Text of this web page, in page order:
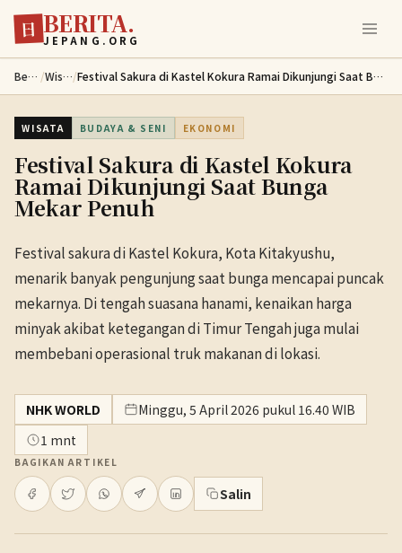
Lewati ke konten utama
日 BERITA.
JEPANG.ORG
Berita / Wisata/ Festival Sakura di Kastel Kokura Ramai Dikunjungi Saat Bunga Mekar Penuh
WISATA BUDAYA & SENI EKONOMI
Festival Sakura di Kastel Kokura
Ramai Dikunjungi Saat Bunga
Mekar Penuh
Festival sakura di Kastel Kokura, Kota Kitakyushu,
menarik banyak pengunjung saat bunga mencapai puncak
mekarnya. Di tengah suasana hanami, kenaikan harga
minyak akibat ketegangan di Timur Tengah juga mulai
membebani operasional truk makanan di lokasi.
NHK WORLD
Minggu, 5 April 2026 pukul 16.40 WIB
1 mnt
BAGIKAN ARTIKEL
Salin